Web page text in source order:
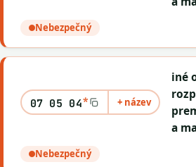
Nebezpečný
07 05 04* + název
iné
a
Nebezpečný